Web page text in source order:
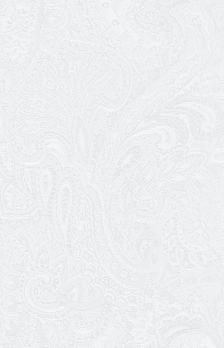
17.05.2026
Ювілей Валентини Бородіної
13.05.2026
Конкурс на заміщення вакантних
посад
12.05.2026
Ювілей Світлани Коцюренко
10.05.2026
Онлайн-трансляція концерту «Хто
кого?»
09.05.2026
Ювілей Олександра Ланге
08.05.2026
Відновлення мюзиклу «Ханум»
06.05.2026
Вітаємо з прем'єрою у виставі «Два
кольори однієї долі» Катерину Мись!
26.04.2026
З першою прем'єрою 2026 року!
25.04.2026
Трудовий ювілей Ауріки Ахметової
24.04.2026
З прем'єрою вистави «Божевільна